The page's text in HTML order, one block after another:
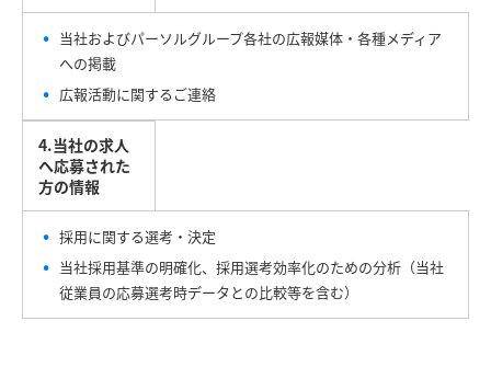
当社およびパーソルグループ各社の広報媒体・各種メディア
への掲載
広報活動に関するご連絡
4.当社の求人
へ応募された
方の情報
採用に関する選考・決定
当社採用基準の明確化、採用選考効率化のための分析（当社
従業員の応募選考時データとの比較等を含む）